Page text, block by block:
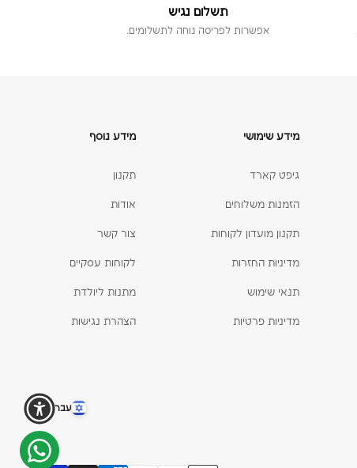
תשלום נגיש
אפשרות לפריסה נוחה לתשלומים.
מידע שימושי
גיפט קארד
הזמנות משלוחים
תקנון מועדון לקוחות
מדיניות החזרות
תנאי שימוש
מדיניות פרטיות
מידע נוסף
תקנון
אודות
צור קשר
לקוחות עסקיים
מתנות ליולדת
הצהרת נגישות
עברית